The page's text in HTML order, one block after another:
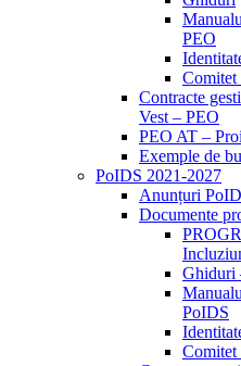
PEO
Comitet
Contracte
Vest – PEO
PEO AT –
Exemple de
PoIDS 2021-2027
Anunțuri
Documente
Ghiduri
PoIDS
Comitet